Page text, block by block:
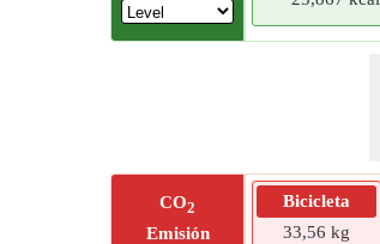
CO2
Emisión
Bicicleta
33,56 kg